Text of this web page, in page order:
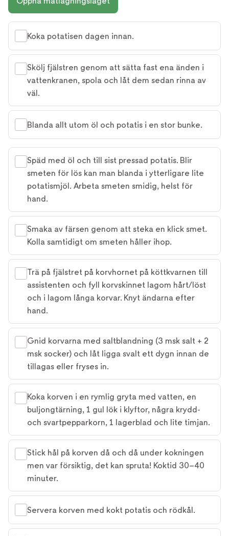
Koka potatisen dagen innan.
Skölj fjälstren genom att sätta fast ena änden i
vattenkranen, spola och låt dem sedan rinna av
väl.
Blanda allt utom öl och potatis i en stor bunke.
Späd med öl och till sist pressad potatis. Blir
smeten för lös kan man blanda i ytterligare lite
potatismjöl. Arbeta smeten smidig, helst för
hand.
Smaka av färsen genom att steka en klick smet.
Kolla samtidigt om smeten håller ihop.
Trä på fjälstret på korvhornet på köttkvarnen till
assistenten och fyll korvskinnet lagom hårt/löst
och i lagom långa korvar. Knyt ändarna efter
hand.
Gnid korvarna med saltblandning (3 msk salt + 2
msk socker) och låt ligga svalt ett dygn innan de
tillagas eller fryses in.
Koka korven i en rymlig gryta med vatten, en
buljongtärning, 1 gul lök i klyftor, några krydd-
och svartpepparkorn, 1 lagerblad och lite timjan.
Stick hål på korven då och då under kokningen
men var försiktig, det kan spruta! Koktid 30–40
minuter.
Servera korven med kokt potatis och rödkål.